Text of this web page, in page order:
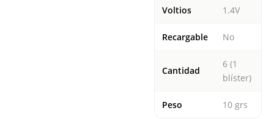
Voltios 1.4V
Recargable No
Cantidad
6 (1
blíster)
Peso 10 grs